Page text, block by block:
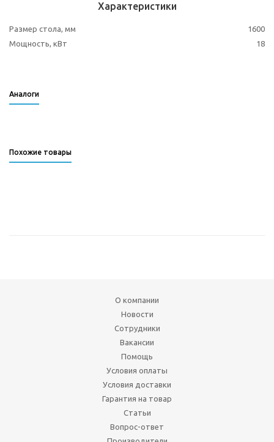
Характеристики
Размер стола, мм
1600
Мощность, кВт
18
Аналоги
Похожие товары
О компании
Новости
Сотрудники
Вакансии
Помощь
Условия оплаты
Условия доставки
Гарантия на товар
Статьи
Вопрос-ответ